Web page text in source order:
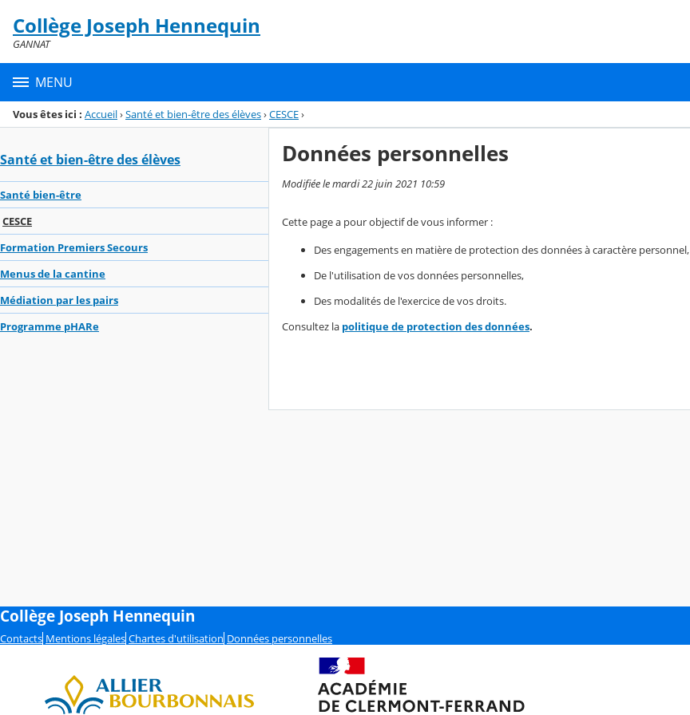
Menu de la rubrique
Contenu
Collège Joseph Hennequin
GANNAT
MENU
Vous êtes ici : Accueil›Santé et bien-être des élèves›CESCE›
Santé et bien-être des élèves
Santé bien-être
CESCE
Formation Premiers Secours
Menus de la cantine
Médiation par les pairs
Programme pHARe
Données personnelles
Modifiée le mardi 22 juin 2021 10:59
Cette page a pour objectif de vous informer :
Des engagements en matière de protection des données à caractère personnel,
De l'utilisation de vos données personnelles,
Des modalités de l'exercice de vos droits.
Consultez la politique de protection des données.
Collège Joseph Hennequin
Contacts Mentions légales Chartes d'utilisation Données personnelles